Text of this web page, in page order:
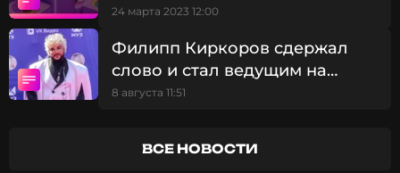
ССЫЛКА
24 марта 2023 12:00
Филипп Киркоров сдержал
слово и стал ведущим на
свадьбе Клавы Коки и
8 августа 11:51
ВСЕ НОВОСТИ